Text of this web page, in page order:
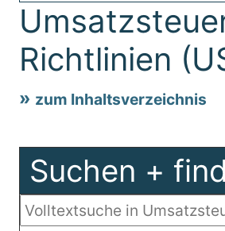
Richtlinien
zum Inhaltsverzeichnis
Suchen +